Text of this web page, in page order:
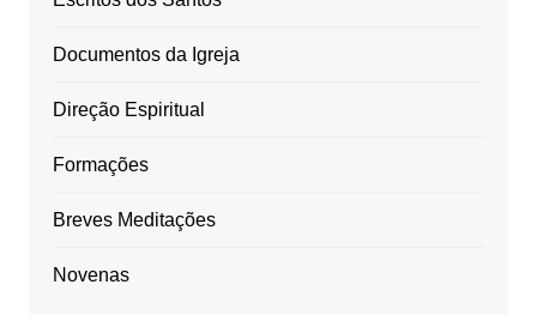
Documentos da Igreja
Direção Espiritual
Formações
Breves Meditações
Novenas